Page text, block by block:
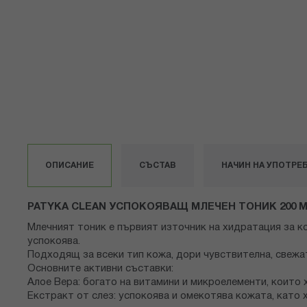
ОПИСАНИЕ
PATYKA CLEAN УСПОКОЯВАЩ МЛЕЧЕН ТОНИК 200
Млечният тоник е първият източник на хидратация за
успокоява.
Подходящ за всеки тип кожа, дори чувствителна,
Основните активни съставки:
Алое Вера: богато на витамини и микроелементи,
Екстракт от слез: успокоява и омекотява кожата, като
СЪСТАВ НАЧИН НА